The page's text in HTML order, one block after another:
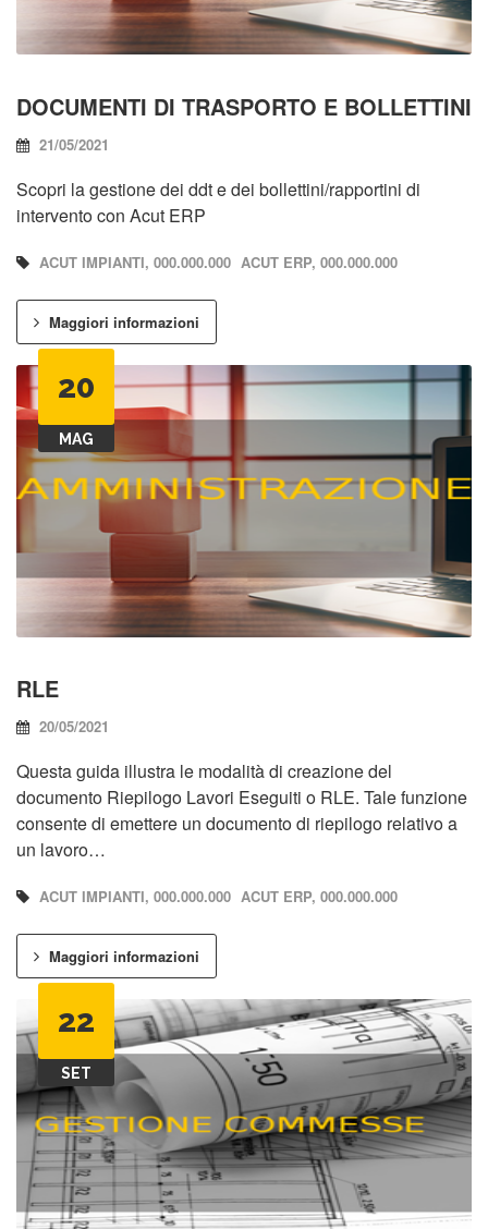
DOCUMENTI DI TRASPORTO E BOLLETTINI
21/05/2021
Scopri la gestione dei ddt e dei bollettini/rapportini di
intervento con Acut ERP
ACUT IMPIANTI, 000.000.000 ACUT ERP, 000.000.000
Maggiori informazioni
20
MAG
RLE
20/05/2021
Questa guida illustra le modalità di creazione del
documento Riepilogo Lavori Eseguiti o RLE. Tale funzione
consente di emettere un documento di riepilogo relativo a
un lavoro…
ACUT IMPIANTI, 000.000.000 ACUT ERP, 000.000.000
Maggiori informazioni
22
SET